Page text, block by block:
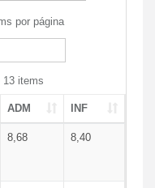
por página
13 items
ADM INF
8,68 8,40